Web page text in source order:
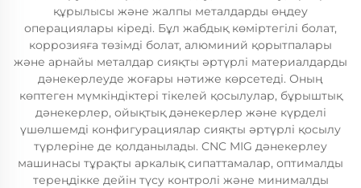
құрылысы және жалпы металдарды өңдеу
операциялары кіреді. Бұл жабдық көміртегілі болат,
коррозияға төзімді болат, алюминий қорытпалары
және арнайы металдар сияқты әртүрлі материалдарды
дәнекерлеуде жоғары нәтиже көрсетеді. Оның
көптеген мүмкіндіктері тікелей қосылулар, бұрыштық
дәнекерлер, ойықтық дәнекерлер және күрделі
үшөлшемді конфигурациялар сияқты әртүрлі қосылу
түрлеріне де қолданылады. CNC MIG дәнекерлеу
машинасы тұрақты аркалық сипаттамалар, оптималды
тереңдікке дейін түсу контролі және минималды